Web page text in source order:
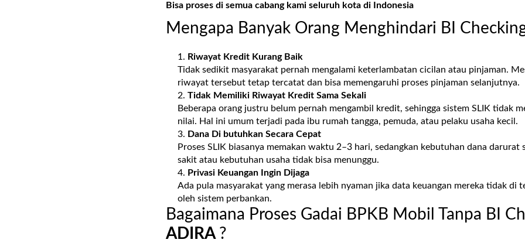
Bisa proses di semua cabang kami seluruh kota di Indonesia
Mengapa Banyak Orang Menghindari BI
Riwayat Kredit Kurang Baik
Tidak sedikit masyarakat pernah mengalami keterlambatan cicilan atau pinjaman.
riwayat tersebut tetap tercatat dan bisa memengaruhi proses pinjaman selanjutnya.
Tidak Memiliki Riwayat Kredit Sama Sekali
Beberapa orang justru belum pernah mengambil kredit, sehingga sistem SLIK tidak
nilai. Hal ini umum terjadi pada ibu rumah tangga, pemuda, atau pelaku usaha kecil.
Dana Di butuhkan Secara Cepat
Proses SLIK biasanya memakan waktu 2–3 hari, sedangkan kebutuhan dana darurat
sakit atau kebutuhan usaha tidak bisa menunggu.
Privasi Keuangan Ingin Dijaga
Ada pula masyarakat yang merasa lebih nyaman jika data keuangan mereka tidak di
oleh sistem perbankan.
Bagaimana Proses Gadai BPKB Mobil Tanpa BI
ADIRA ?